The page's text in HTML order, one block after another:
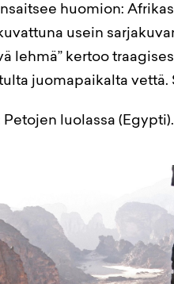
huomion:
usein
lehmä” kertoo
juomapaikalta vettä.
luolassa (Egypti).